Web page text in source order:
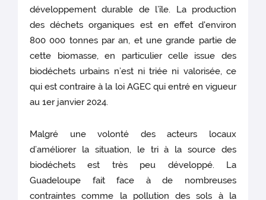
développement durable de l’île. La production
des déchets organiques est en effet d'environ
800 000 tonnes par an, et une grande partie de
cette biomasse, en particulier celle issue des
biodéchets urbains n’est ni triée ni valorisée, ce
qui est contraire à la loi AGEC qui entré en vigueur
au 1er janvier 2024.
Malgré une volonté des acteurs locaux
d’améliorer la situation, le tri à la source des
biodéchets est très peu développé. La
Guadeloupe fait face à de nombreuses
contraintes comme la pollution des sols à la